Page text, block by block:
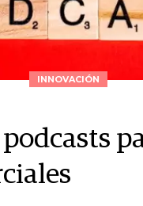
INNOVACIÓN